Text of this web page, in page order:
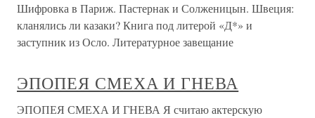
Шифровка в Париж. Пастернак и Солженицын. Швеция:
кланялись ли казаки? Книга под литерой «Д*» и
заступник из Осло. Литературное завещание
ЭПОПЕЯ СМЕХА И ГНЕВА
ЭПОПЕЯ СМЕХА И ГНЕВА Я считаю актерскую